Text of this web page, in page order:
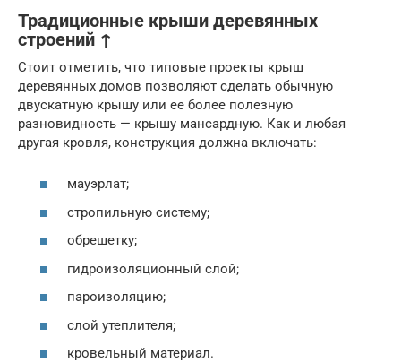
Традиционные крыши деревянных
строений ↑
Стоит отметить, что типовые проекты крыш
деревянных домов позволяют сделать обычную
двускатную крышу или ее более полезную
разновидность — крышу мансардную. Как и любая
другая кровля, конструкция должна включать:
мауэрлат;
стропильную систему;
обрешетку;
гидроизоляционный слой;
пароизоляцию;
слой утеплителя;
кровельный материал.